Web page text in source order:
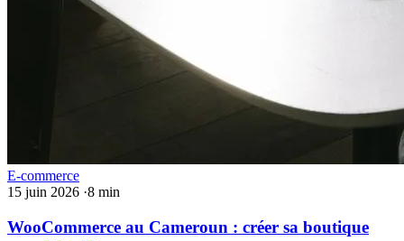
E-commerce
15 juin 2026 ·8 min
WooCommerce au Cameroun : créer sa boutique